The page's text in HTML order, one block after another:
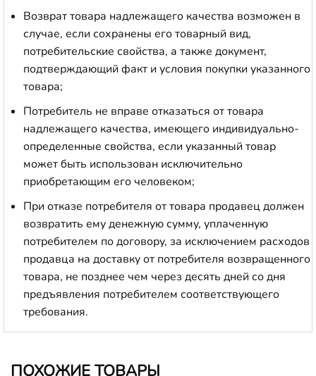
Возврат товара надлежащего качества возможен в
случае, если сохранены его товарный вид,
потребительские свойства, а также документ,
подтверждающий факт и условия покупки указанного
товара;
Потребитель не вправе отказаться от товара
надлежащего качества, имеющего индивидуально-
определенные свойства, если указанный товар
может быть использован исключительно
приобретающим его человеком;
При отказе потребителя от товара продавец должен
возвратить ему денежную сумму, уплаченную
потребителем по договору, за исключением расходов
продавца на доставку от потребителя возвращенного
товара, не позднее чем через десять дней со дня
предъявления потребителем соответствующего
требования.
ПОХОЖИЕ ТОВАРЫ